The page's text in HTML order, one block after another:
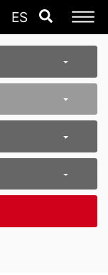
ES